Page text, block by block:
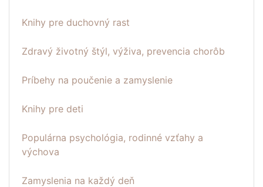
Knihy pre duchovný rast
Zdravý životný štýl, výživa, prevencia chorôb
Príbehy na poučenie a zamyslenie
Knihy pre deti
Populárna psychológia, rodinné vzťahy a
výchova
Zamyslenia na každý deň